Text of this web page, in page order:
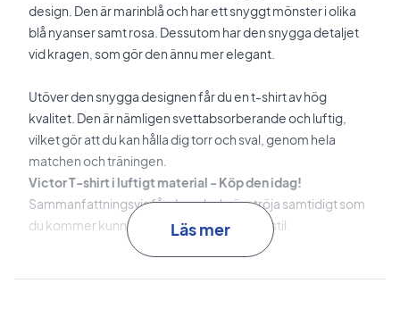
design. Den är marinblå och har ett snyggt mönster i olika
blå nyanser samt rosa. Dessutom har den snygga detaljet
vid kragen, som gör den ännu mer elegant.
Utöver den snygga designen får du en t-shirt av hög
kvalitet. Den är nämligen svettabsorberande och luftig,
vilket gör att du kan hålla dig torr och sval, genom hela
matchen och träningen.
Victor T-shirt i luftigt material - Köp den idag!
Sammanfattningsvis får du en bekväm tröja samtidigt som
du kommer kunna vinna nästa match med stil.
Läs mer